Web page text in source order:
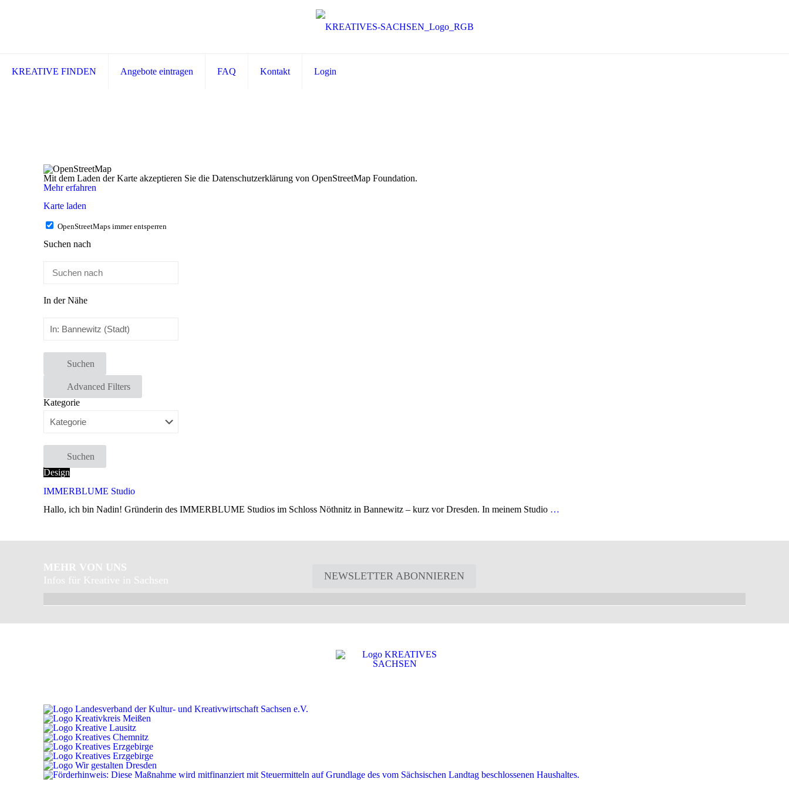
KREATIVE FINDEN Angebote eintragen FAQ Kontakt Login
Mit dem Laden der Karte akzeptieren Sie die Datenschutzerklärung von OpenStreetMap Foundation.
Mehr erfahren
Karte laden
OpenStreetMaps immer entsperren
Suchen nach
In der Nähe
Suchen
Advanced Filters
Kategorie
Suchen
Design
IMMERBLUME Studio
Hallo, ich bin Nadin! Gründerin des IMMERBLUME Studios im Schloss Nöthnitz in Bannewitz – kurz vor Dresden. In meinem Studio …
MEHR VON UNS
Infos für Kreative in Sachsen
NEWSLETTER ABONNIEREN